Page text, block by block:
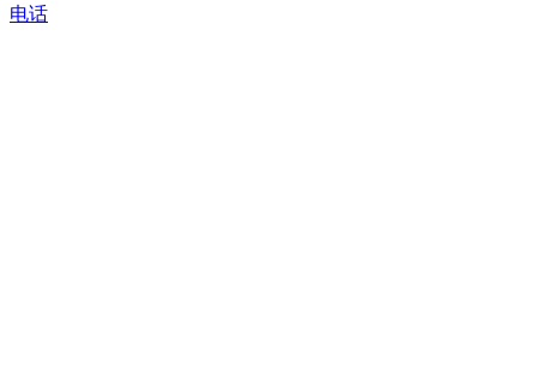
电话